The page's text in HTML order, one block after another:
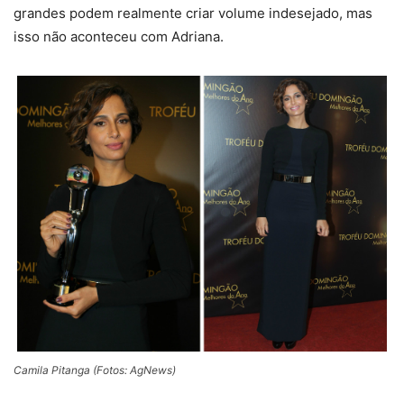
grandes podem realmente criar volume indesejado, mas
isso não aconteceu com Adriana.
Camila Pitanga (Fotos: AgNews)